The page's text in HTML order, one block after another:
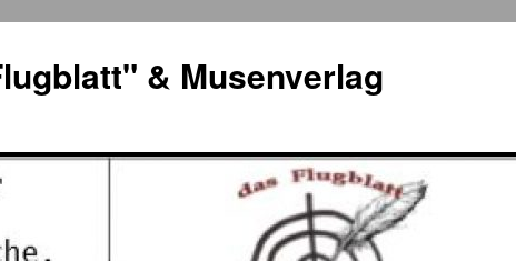
& Musenverlag